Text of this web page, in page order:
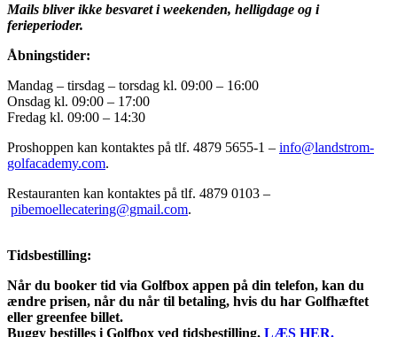
Mails bliver ikke besvaret i weekenden, helligdage og i
ferieperioder.
Åbningstider:
Mandag – tirsdag – torsdag kl. 09:00 – 16:00
Onsdag kl. 09:00 – 17:00
Fredag kl. 09:00 – 14:30
Proshoppen kan kontaktes på tlf. 4879 5655-1 – info@landstrom-
golfacademy.com.
Restauranten kan kontaktes på tlf. 4879 0103 –
pibemoellecatering@gmail.com.
Tidsbestilling:
Når du booker tid via Golfbox appen på din telefon, kan du
ændre prisen, når du når til betaling, hvis du har Golfhæftet
eller greenfee billet.
Buggy bestilles i Golfbox ved tidsbestilling. LÆS HER.